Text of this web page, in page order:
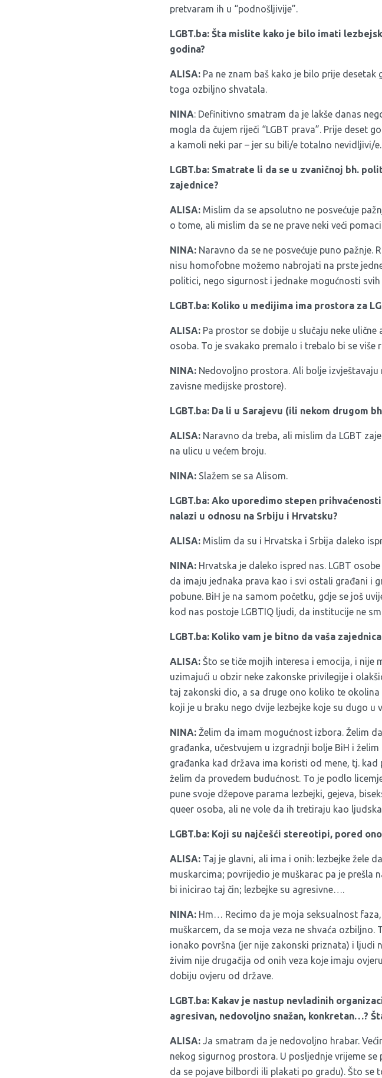
pretvaram ih u “podnošljivije”.
LGBT.ba: Šta mislite kako je bilo imati
godina?
ALISA: Pa ne znam baš kako je bilo prije
toga ozbiljno shvatala.
NINA: Definitivno smatram da je lakše danas
mogla da čujem riječi “LGBT prava”. Prije deset
a kamoli neki par – jer su bili/e totalno nevidljivi/
LGBT.ba: Smatrate li da se u zvaničnoj bh.
zajednice?
ALISA: Mislim da se apsolutno ne posvećuje
o tome, ali mislim da se ne prave neki veći
NINA: Naravno da se ne posvećuje puno
nisu homofobne možemo nabrojati na prste
politici, nego sigurnost i jednake mogućnosti
LGBT.ba: Koliko u medijima ima prostora za
ALISA: Pa prostor se dobije u slučaju neke
osoba. To je svakako premalo i trebalo bi se
NINA: Nedovoljno prostora. Ali bolje
zavisne medijske prostore).
LGBT.ba: Da li u Sarajevu (ili nekom drugom
ALISA: Naravno da treba, ali mislim da LGBT
na ulicu u većem broju.
NINA: Slažem se sa Alisom.
LGBT.ba: Ako uporedimo stepen
nalazi u odnosu na Srbiju i Hrvatsku?
ALISA: Mislim da su i Hrvatska i Srbija daleko
NINA: Hrvatska je daleko ispred nas. LGBT
da imaju jednaka prava kao i svi ostali građani i
pobune. BiH je na samom početku, gdje se još
kod nas postoje LGBTIQ ljudi, da institucije ne
LGBT.ba: Koliko vam je bitno da vaša
ALISA: Što se tiče mojih interesa i emocija, i nije
uzimajući u obzir neke zakonske privilegije i
taj zakonski dio, a sa druge ono koliko te
koji je u braku nego dvije lezbejke koje su dugo u
NINA: Želim da imam mogućnost izbora. Želim
građanka, učestvujem u izgradnji bolje BiH i
građanka kad država ima koristi od mene, tj.
želim da provedem budućnost. To je podlo
pune svoje džepove parama lezbejki, gejeva,
queer osoba, ali ne vole da ih tretiraju kao
LGBT.ba: Koji su najčešći stereotipi, pored
ALISA: Taj je glavni, ali ima i onih: lezbejke žele
muskarcima; povrijedio je muškarac pa je prešla
bi inicirao taj čin; lezbejke su agresivne….
NINA: Hm… Recimo da je moja seksualnost
muškarcem, da se moja veza ne shvaća
ionako površna (jer nije zakonski priznata) i ljudi
živim nije drugačija od onih veza koje imaju
dobiju ovjeru od države.
LGBT.ba: Kakav je nastup nevladinih
agresivan, nedovoljno snažan, konkretan…?
ALISA: Ja smatram da je nedovoljno hrabar.
nekog sigurnog prostora. U posljednje vrijeme se
da se pojave bilbordi ili plakati po gradu). Što se